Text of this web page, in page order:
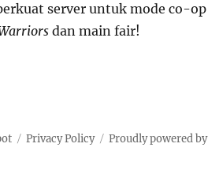
server untuk mode co-
dan main fair!
Privacy Policy Proudly powered